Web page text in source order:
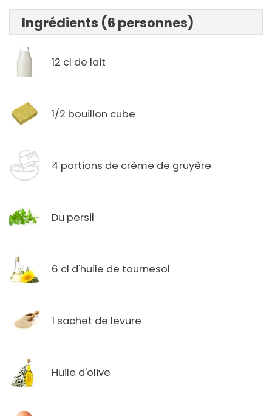
Ingrédients (6 personnes)
12 cl de lait
1/2 bouillon cube
4 portions de crème de gruyère
Du persil
6 cl d'huile de tournesol
1 sachet de levure
Huile d'olive